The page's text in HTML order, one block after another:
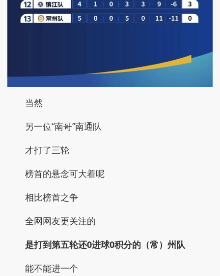
当然
另一位“南哥”南通队
才打了三轮
榜首的悬念可大着呢
相比榜首之争
全网网友更关注的
是打到第五轮还0进球0积分的（常）州队
能不能进一个